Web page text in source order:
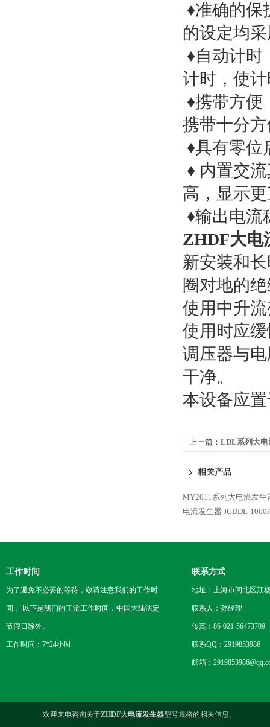
♦准确的保
的设定均
♦自动计时
计时，使
♦携带方便
携带十分
♦具有零位
♦ 内置交
高，显示
♦输出电流
ZHDF大电
新安装和
圈对地的
使用中升
使用时应
调压器与
干净。
本设备应
上一篇： LDL系列大电
相关产品
MY2011系列大电流发生
电流发生器 JGDDL-
工作时间
为了避免不必要的等待，敬请注意我们的工作时
间 。以下是我们的正常工作时间，中国大陆法定
节假日除外。
工作时间：7*24小时
联系方式
地址：上海市闸北区江
联系人：孙经理
传真：86-021-56473709
联系QQ：2919853986
邮箱：
欢迎来电咨询关于ZHDF大电流发生器型号规格的相关信息。